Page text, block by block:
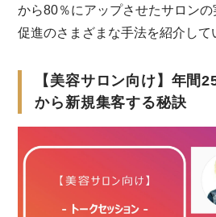
から80％にアップさせたサロン
促進のさまざまな手法を紹介して
【美容サロン向け】年間
から新規集客する秘訣